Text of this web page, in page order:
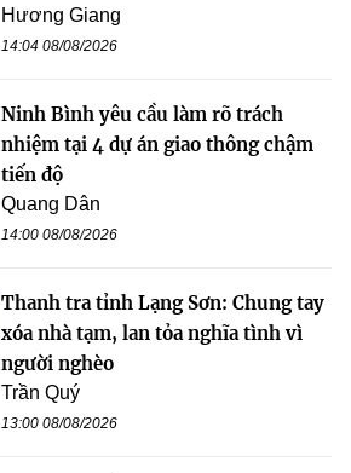
Hương Giang
14:04 08/08/2026
Ninh Bình yêu cầu làm rõ trách
nhiệm tại 4 dự án giao thông chậm
tiến độ
Quang Dân
14:00 08/08/2026
Thanh tra tỉnh Lạng Sơn: Chung tay
xóa nhà tạm, lan tỏa nghĩa tình vì
người nghèo
Trần Quý
13:00 08/08/2026